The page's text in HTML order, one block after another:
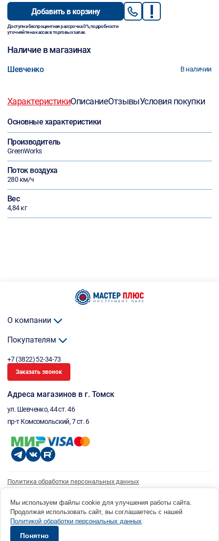
Добавить в корзину
Доступна беспроцентная рассрочка 0%, подробности
уточняйте на кассах в торговых залах.
Наличие в магазинах
Шевченко В наличии
ХарактеристикиОписаниеОтзывыУсловия покупки
Основные характеристики
Производитель
GreenWorks
Поток воздуха
280 км/ч
Вес
4,84 кг
О компании
Покупателям
+7 (3822) 52-34-73
Заказать звонок
Адреса магазинов в г. Томск
ул. Шевченко, 44 ст. 46
пр-т Комсомольский, 7 ст. 6
Политика обработки персональных данных
Согласие на получение рассылки
© 1996 - 2026 инструмент парк «Мастер Плюс» Россия, г. Томск, ул. Шевченко, 44 ст. 46, (3822) 52-34-
73 okp@masterplus.tomsk.ru ИП Брусницын Д.Н. ИНН 701700002741
Мы используем файлы cookie для улучшения работы сайта.
Продолжая использовать сайт, вы соглашаетесь с нашей
Политикой обработки персональных данных.
Понятно